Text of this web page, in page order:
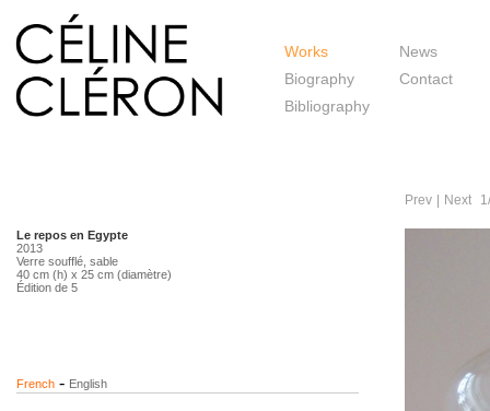
Works
News
Biography
Contact
Bibliography
Le repos en Egypte
2013
Verre soufflé, sable
40 cm (h) x 25 cm (diamètre)
Édition de 5
French - English
Prev Next